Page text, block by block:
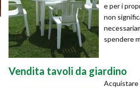
e per i
non
spendere
Vendita tavoli da giardino
Acquistare